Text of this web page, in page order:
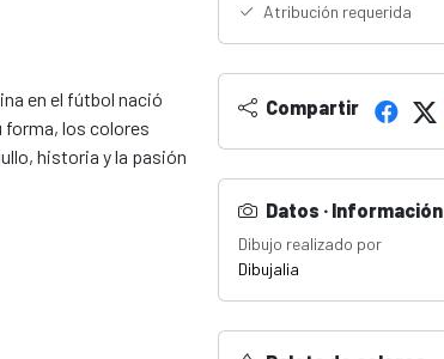
en el fútbol nació
forma, los colores
historia y la pasión
Atribución requerida
Compartir
Datos · Información
Dibujo realizado por
Dibujalia